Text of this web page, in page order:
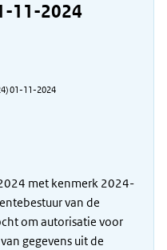
11-2024
01-11-2024
met kenmerk 2024-
van de
om autorisatie voor
gegevens uit de